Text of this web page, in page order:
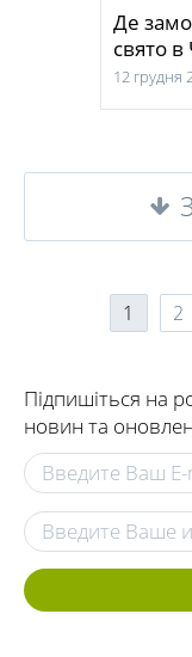
Де
свято в
12 грудня
1 2
Підпишіться на
новин та